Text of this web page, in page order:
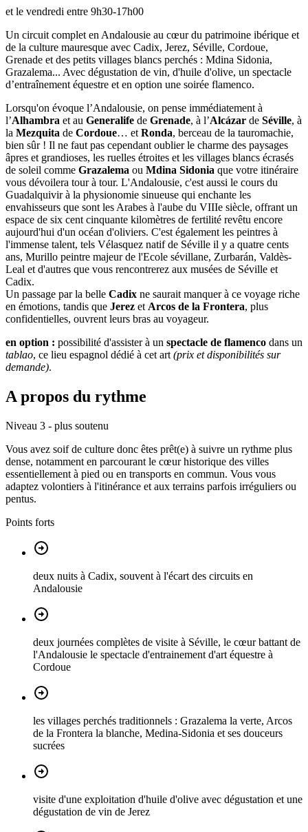
et le vendredi entre 9h30-17h00
Un circuit complet en Andalousie au cœur du patrimoine ibérique et
de la culture mauresque avec Cadix, Jerez, Séville, Cordoue,
Grenade et des petits villages blancs perchés : Mdina Sidonia,
Grazalema... Avec dégustation de vin, d'huile d'olive, un spectacle
d’entraînement équestre et en option une soirée flamenco.
Lorsqu'on évoque l’Andalousie, on pense immédiatement à
l’Alhambra et au Generalife de Grenade, à l’Alcázar de Séville, à
la Mezquita de Cordoue… et Ronda, berceau de la tauromachie,
bien sûr ! Il ne faut pas cependant oublier le charme des paysages
âpres et grandioses, les ruelles étroites et les villages blancs écrasés
de soleil comme Grazalema ou Mdina Sidonia que votre itinéraire
vous dévoilera tour à tour. L'Andalousie, c'est aussi le cours du
Guadalquivir à la physionomie sinueuse qui enchante les
envahisseurs que sont les Arabes à l'aube du VIIIe siècle, offrant un
espace de six cent cinquante kilomètres de fertilité revêtu encore
aujourd'hui d'un océan d'oliviers. C'est également les peintres à
l'immense talent, tels Vélasquez natif de Séville il y a quatre cents
ans, Murillo peintre majeur de l'Ecole sévillane, Zurbarán, Valdès-
Leal et d'autres que vous rencontrerez aux musées de Séville et
Cadix.
Un passage par la belle Cadix ne saurait manquer à ce voyage riche
en émotions, tandis que Jerez et Arcos de la Frontera, plus
confidentielles, ouvrent leurs bras au voyageur.
en option : possibilité d'assister à un spectacle de flamenco dans un
tablao, ce lieu espagnol dédié à cet art (prix et disponibilités sur
demande).
A propos du rythme
Niveau 3 - plus soutenu
Vous avez soif de culture donc êtes prêt(e) à suivre un rythme plus
dense, notamment en parcourant le cœur historique des villes
essentiellement à pied ou en transports en commun. Vous vous
adaptez volontiers à l'itinérance et aux terrains parfois irréguliers ou
pentus.
Points forts
deux nuits à Cadix, souvent à l'écart des circuits en
Andalousie
deux journées complètes de visite à Séville, le cœur battant de
l'Andalousie le spectacle d'entrainement d'art équestre à
Cordoue
les villages perchés traditionnels : Grazalema la verte, Arcos
de la Frontera la blanche, Medina-Sidonia et ses douceurs
sucrées
visite d'une exploitation d'huile d'olive avec dégustation et une
dégustation de vin de Jerez